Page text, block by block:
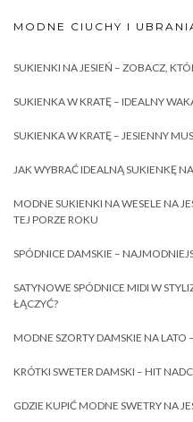
MODNE CIUCHY I
SUKIENKI NA JESIEŃ – ZOBACZ,
SUKIENKA W KRATĘ – IDEALNY
SUKIENKA W KRATĘ – JESIENNY
JAK WYBRAĆ IDEALNĄ SUKIENKĘ
MODNE SUKIENKI NA WESELE NA
TEJ PORZE ROKU
SPÓDNICE DAMSKIE –
SATYNOWE SPÓDNICE MIDI W
ŁĄCZYĆ?
MODNE SZORTY DAMSKIE NA LATO
KRÓTKI SWETER DAMSKI – HIT
GDZIE KUPIĆ MODNE SWETRY NA